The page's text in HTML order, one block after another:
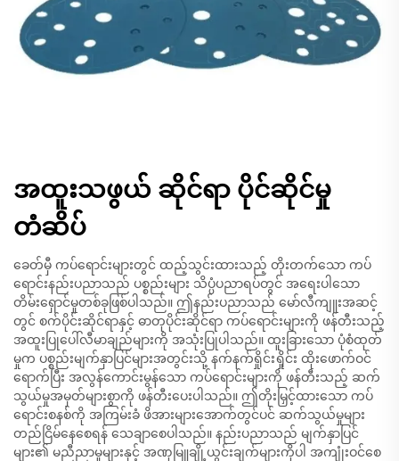
အထူးသဖွယ် ဆိုင်ရာ ပိုင်ဆိုင်မှု
တံဆိပ်
ခေတ်မှီ ကပ်ရောင်းများတွင် ထည့်သွင်းထားသည့် တိုးတက်သော ကပ်
ရောင်းနည်းပညာသည် ပစ္စည်းများ သိပ္ပံပညာရပ်တွင် အရေးပါသော
တိမ်းရှောင်မှုတစ်ခုဖြစ်ပါသည်။ ဤနည်းပညာသည် မော်လီကျူးအဆင့်
တွင် စက်ပိုင်းဆိုင်ရာနှင့် ဓာတုပိုင်းဆိုင်ရာ ကပ်ရောင်းများကို ဖန်တီးသည့်
အထူးပြုပေါ်လီမာချည်များကို အသုံးပြုပါသည်။ ထူးခြားသော ပုံစံထုတ်
မှုက ပစ္စည်းမျက်နှာပြင်များအတွင်းသို့ နက်နက်ရှိုင်းရှိုင်း ထိုးဖောက်ဝင်
ရောက်ပြီး အလွန်ကောင်းမွန်သော ကပ်ရောင်းများကို ဖန်တီးသည့် ဆက်
သွယ်မှုအမှတ်များစွာကို ဖန်တီးပေးပါသည်။ ဤတိုးမြှင့်ထားသော ကပ်
ရောင်းစနစ်ကို အကြမ်းခံ ဖိအားများအောက်တွင်ပင် ဆက်သွယ်မှုများ
တည်ငြိမ်နေစေရန် သေချာစေပါသည်။ နည်းပညာသည် မျက်နှာပြင်
များ၏ မညီညာမှုများနှင့် အဏုမြူချို့ယွင်းချက်များကိုပါ အကျုံးဝင်စေ